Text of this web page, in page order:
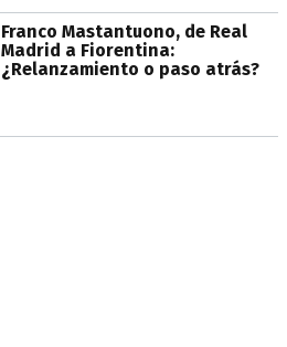
Franco Mastantuono, de Real
Madrid a Fiorentina:
¿Relanzamiento o paso atrás?